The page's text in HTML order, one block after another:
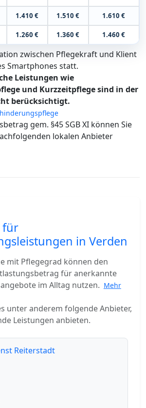
1.410 € 1.510 € 1.610 €
1.260 € 1.360 € 1.460 €
zwischen Pflegekraft und Klient
Smartphones statt.
Leistungen wie
und Kurzzeitpflege sind in der
berücksichtigt.
gem. §45 SGB XI können Sie
lokalen Anbieter
für
in Verden
mit Pflegegrad können den
für anerkannte
im Alltag nutzen. Mehr
unter anderem folgende Anbieter,
Leistungen anbieten.
Reiterstadt